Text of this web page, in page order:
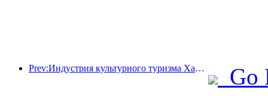
Prev:Индустрия культурного туризма Ханчжоу будет процветать в 2024 году: добавленная культурная стоимость превысит 340 миллиардов, а число въездных туристов удвоится
Go